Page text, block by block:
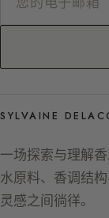
SYLVAINE
一场探索与理解
水原料、香调结
灵感之间徜徉。